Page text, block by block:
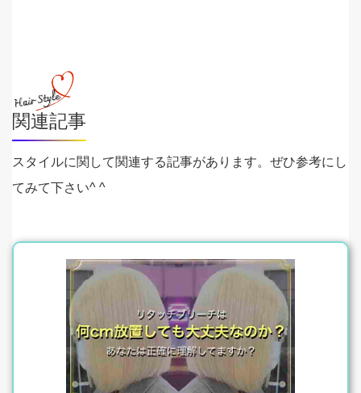
関連記事
スタイルに関して関連する記事があります。ぜひ参考にし
てみて下さい^ ^